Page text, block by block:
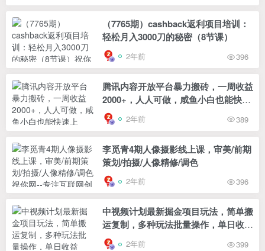
（7765期）cashback返利项目培训：
轻松月入3000刀的秘密（8节课）
2年前 396
腾讯内容开放平台暴力搬砖，一周收益
2000+，人人可做，咸鱼小白也能快速
上手，月入过万
2年前 389
李觅青4期人像摄影线上课，审美/前期
策划/拍摄/人像精修/调色
2年前 396
中视频计划最新掘金项目玩法，简单搬
运复制，多种玩法批量操作，单日收益
500+【揭秘】
2年前 399